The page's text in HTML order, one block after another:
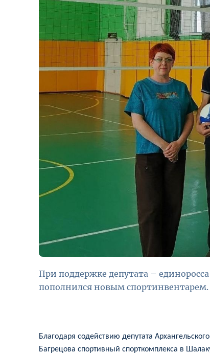
При поддержке депутата –
пополнился новым спортинвентарем.
Благодаря содействию депутата
Багрецова спортивный спорткомплекса в